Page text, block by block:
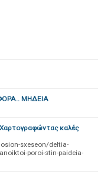
ΜΗΔΕΙΑ
Χαρτογραφώντας καλές
sxeseon/deltia-
poroi-stin-paideia-